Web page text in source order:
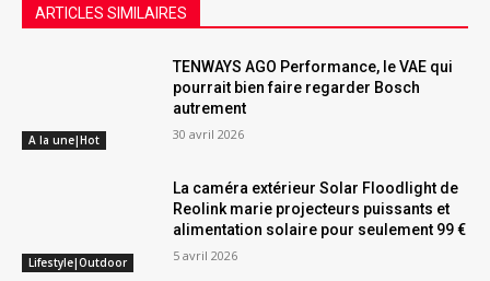
ARTICLES SIMILAIRES
A la une|Hot
TENWAYS AGO Performance, le VAE qui
pourrait bien faire regarder Bosch
autrement
30 avril 2026
Lifestyle|Outdoor
La caméra extérieur Solar Floodlight de
Reolink marie projecteurs puissants et
alimentation solaire pour seulement 99 €
5 avril 2026